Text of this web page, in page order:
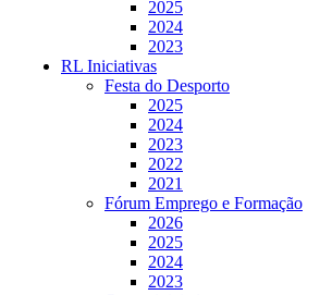
2025
2024
2023
RL Iniciativas
Festa do Desporto
2025
2024
2023
2022
2021
Fórum Emprego e Formação
2026
2025
2024
2023